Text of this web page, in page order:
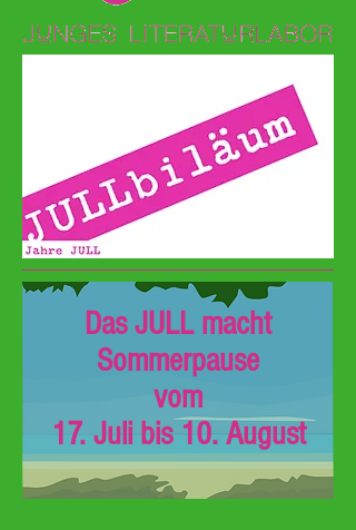
Das JULL macht
Sommerpause
vom
17. Juli bis 10. August